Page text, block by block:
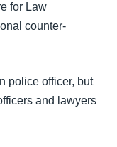
for Law
counter-
police officer, but
and lawyers